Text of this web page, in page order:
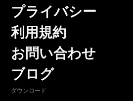
プライバシー
利用規約
お問い合わせ
ブログ
ダウンロード